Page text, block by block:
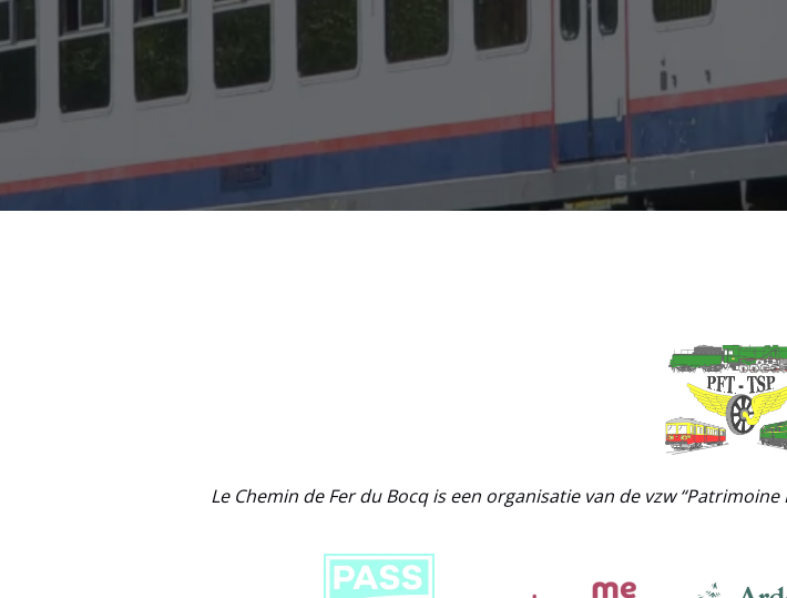
Le Chemin de Fer du Bocq is een organisatie van de vzw